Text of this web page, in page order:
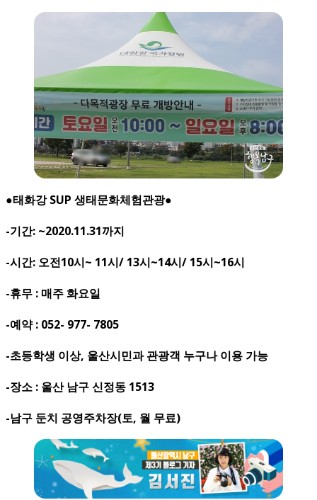
●태화강 SUP 생태문화체험관광●
-기간: ~2020.11.31까지
-시간: 오전10시~ 11시/ 13시~14시/ 15시~16시
-휴무 : 매주 화요일
-예약 : 052- 977- 7805
-초등학생 이상, 울산시민과 관광객 누구나 이용 가능
-장소 : 울산 남구 신정동 1513
-남구 둔치 공영주차장(토, 월 무료)